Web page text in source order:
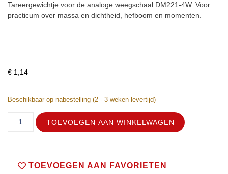
Tareergewichtje voor de analoge weegschaal DM221-4W. Voor
practicum over massa en dichtheid, hefboom en momenten.
€ 1,14
Beschikbaar op nabestelling (2 - 3 weken levertijd)
TOEVOEGEN AAN WINKELWAGEN
TOEVOEGEN AAN FAVORIETEN